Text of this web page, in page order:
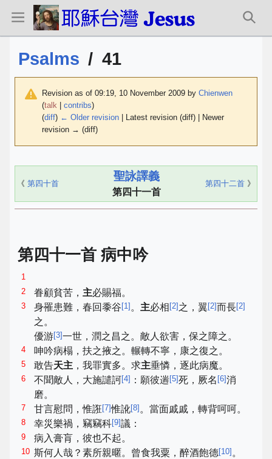
Psalms / 41
Revision as of 09:19, 10 November 2009 by Chienwen
(talk contribs)
(diff) ← Older revision | Latest revision (diff) | Newer
revision → (diff)
《 第四十首
聖詠譯義
第四十一首
第四十二首 》
第四十一首 病中吟
1
2
眷顧貧苦，主必賜福。
3 身罹患難，春回黍谷 [1] 。主必相 [2] 之，翼[2]而長[2]
之。
優游[3]一世，潤之昌之。敵人欲害，保之障之。
4 呻吟病榻，扶之掖之。輾轉不寧，康之復之。
5 敢告天主 ，我罪實多。求主垂憐，逐此病魔。
6 不聞敵人，大施譴訶[4] ：願彼遄[5]死，厥名 [6]消
磨。
7 甘言慰問，惟誑 [7]惟訛[8] 。當面戚戚，轉背呵呵。
8 幸災樂禍，竊竊科[9]議：
9 病入膏肓，彼也不起。
10 斯何人哉？素所親暱。曾食我粟，醉酒飽德[10] 。